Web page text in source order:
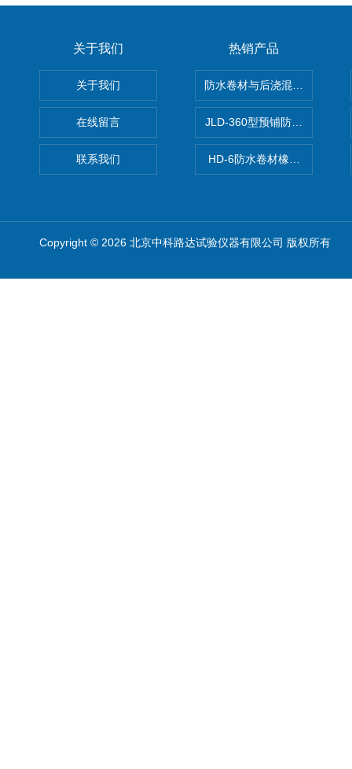
关于我们
关于我们
在线留言
联系我们
热销产品
防水卷材与后浇混凝土剥离强
JLD-360型预铺防水卷材抗冲
HD-6防水卷材橡胶测厚仪
Copyright © 2026 北京中科路达试验仪器有限公司 版权所有